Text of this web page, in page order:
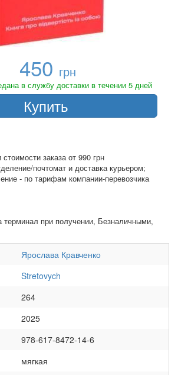
450 грн
в службу доставки в течении 5 дней
Купить
заказа от 990 грн
почтомат и доставка курьером;
- по тарифам компании-перевозчика
при получении, Безналичными,
Ярослава Кравченко
Stretovych
264
2025
978-617-8472-14-6
мягкая